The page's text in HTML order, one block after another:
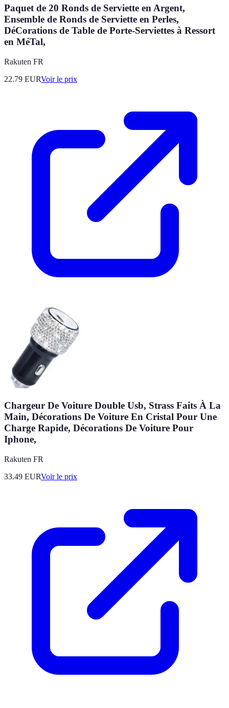
Paquet de 20 Ronds de Serviette en Argent,
Ensemble de Ronds de Serviette en Perles,
DéCorations de Table de Porte-Serviettes à Ressort
en MéTal,
Rakuten FR
22.79 EURVoir le prix
Chargeur De Voiture Double Usb, Strass Faits À La
Main, Décorations De Voiture En Cristal Pour Une
Charge Rapide, Décorations De Voiture Pour
Iphone,
Rakuten FR
33.49 EURVoir le prix